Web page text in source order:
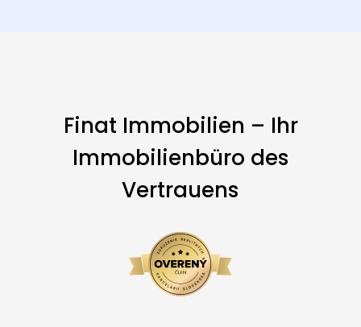
Finat Immobilien – Ihr
Immobilienbüro des
Vertrauens